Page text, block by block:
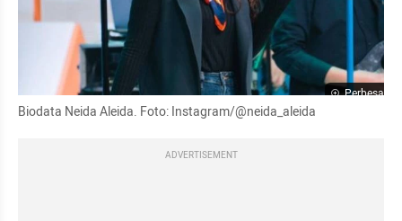
Perbesar
Biodata Neida Aleida. Foto: Instagram/@neida_aleida
ADVERTISEMENT